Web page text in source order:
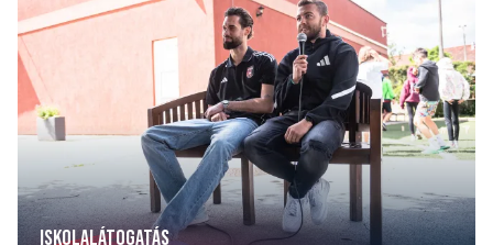
ISKOLALÁTOGATÁS